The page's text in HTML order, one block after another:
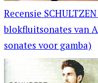
Recensie
blokfluitsonates van
sonates voor gamba)